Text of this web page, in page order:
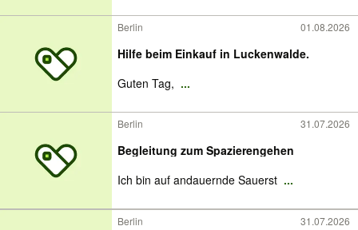
Berlin 01.08.2026
Hilfe beim Einkauf in Luckenwalde.
Guten Tag, ...
Berlin 31.07.2026
Begleitung zum Spazierengehen
Ich bin auf andauernde Sauerst ...
Berlin 31.07.2026